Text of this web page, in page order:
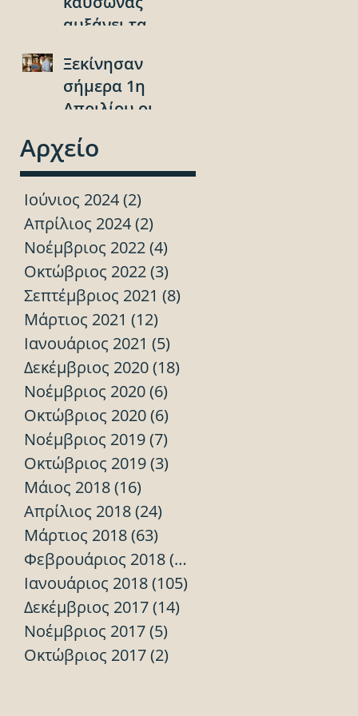
οχήματα!
αυξάνει τα
Ξεκίνησαν
σήμερα 1η
Απριλίου οι
Υouth Pass 2024!
Αρχείο
Ιούνιος 2024(2)
Απρίλιος 2024(2)
Νοέμβριος 2022(4)
Οκτώβριος 2022(3)
Σεπτέμβριος 2021 (8)
Μάρτιος 2021 (12)
Ιανουάριος 2021 (5)
Δεκέμβριος 2020(18)
Νοέμβριος 2020(6)
Οκτώβριος 2020(6)
Νοέμβριος 2019(7)
Οκτώβριος 2019(3)
Μάιος 2018(16)
Απρίλιος 2018(24)
Μάρτιος 2018(63)
Φεβρουάριος 2018(70)
Ιανουάριος 2018(105)
Δεκέμβριος 2017(14)
Νοέμβριος 2017(5)
Οκτώβριος 2017(2)